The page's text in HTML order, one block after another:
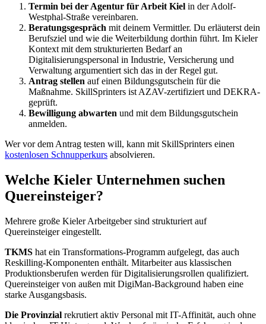
Termin bei der Agentur für Arbeit Kiel in der Adolf-
Westphal-Straße vereinbaren.
Beratungsgespräch mit deinem Vermittler. Du erläuterst dein
Berufsziel und wie die Weiterbildung dorthin führt. Im Kieler
Kontext mit dem strukturierten Bedarf an
Digitalisierungspersonal in Industrie, Versicherung und
Verwaltung argumentiert sich das in der Regel gut.
Antrag stellen auf einen Bildungsgutschein für die
Maßnahme. SkillSprinters ist AZAV-zertifiziert und DEKRA-
geprüft.
Bewilligung abwarten und mit dem Bildungsgutschein
anmelden.
Wer vor dem Antrag testen will, kann mit SkillSprinters einen
kostenlosen Schnupperkurs absolvieren.
Welche Kieler Unternehmen suchen
Quereinsteiger?
Mehrere große Kieler Arbeitgeber sind strukturiert auf
Quereinsteiger eingestellt.
TKMS hat ein Transformations-Programm aufgelegt, das auch
Reskilling-Komponenten enthält. Mitarbeiter aus klassischen
Produktionsberufen werden für Digitalisierungsrollen qualifiziert.
Quereinsteiger von außen mit DigiMan-Background haben eine
starke Ausgangsbasis.
Die Provinzial rekrutiert aktiv Personal mit IT-Affinität, auch ohne